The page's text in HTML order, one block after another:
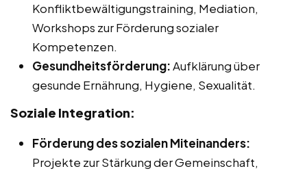
Konfliktbewältigungstraining, Mediation,
Workshops zur Förderung sozialer
Kompetenzen.
Gesundheitsförderung:Aufklärung über
gesunde Ernährung, Hygiene, Sexualität.
Soziale Integration:
Förderung des sozialen Miteinanders:
Projekte zur Stärkung der Gemeinschaft,